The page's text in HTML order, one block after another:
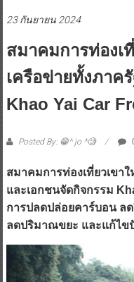
23 กันยายน 2024
สมาคมการท่องเ
เครือข่ายทั้งภาค
Khao Yai Car
Posted By: 😁^ jo ^🧐
สมาคมการท่องเที่ยวเขา
และเอกชนจัดกิจกรรม
การปลดปล่อยคาร์บอน ล
ลดปริมาณขยะ และแก้ไข